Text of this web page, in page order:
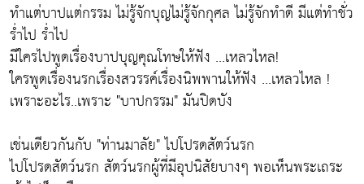
ทำแต่บาปแต่กรรม ไม่รู้จักบุญไม่รู้จักกุศล ไม่รู้จักทำดี มีแต่ทำชั่ว
ร่ำไป ร่ำไป
มีใครไปพูดเรื่องบาปบุญคุณโทษให้ฟัง ...เหลวไหล!
ใครพูดเรื่องนรกเรื่องสวรรค์เรื่องนิพพานให้ฟัง ...เหลวไหล !
เพราะอะไร..เพราะ "บาปกรรม" มันปิดบัง
เช่นเดียวกันกับ "ท่านมาลัย" ไปโปรดสัตว์นรก
ไปโปรดสัตว์นรก สัตว์นรกผู้ที่มีอุปนิสัยบางๆ พอเห็นพระเถระ